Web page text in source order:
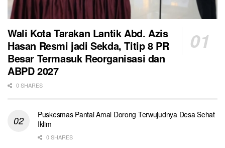
Wali Kota Tarakan Lantik Abd. Azis
Hasan Resmi jadi Sekda, Titip 8 PR
Besar Termasuk Reorganisasi dan
ABPD 2027
0 SHARES
Puskesmas Pantai Amal Dorong Terwujudnya Desa Sehat
Iklim
0 SHARES